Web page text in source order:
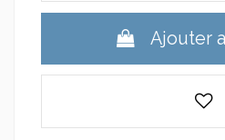
Ajouter